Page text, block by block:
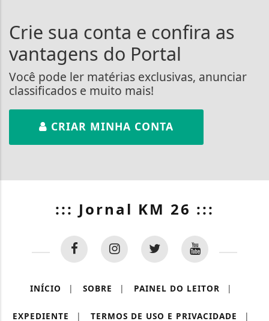
Crie sua conta e confira as
vantagens do Portal
Você pode ler matérias exclusivas, anunciar
classificados e muito mais!
CRIAR MINHA CONTA
::: Jornal KM 26 :::
INÍCIO | SOBRE | PAINEL DO LEITOR |
EXPEDIENTE | TERMOS DE USO E PRIVACIDADE |